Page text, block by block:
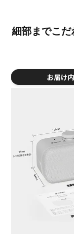
細部までこだ
お届け